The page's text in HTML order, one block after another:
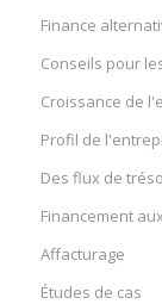
Finance
Conseils pour
Croissance de
Profil de
Des flux de
Financement
Affacturage
Études de cas